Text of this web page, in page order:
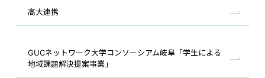
高大連携
GUCネットワーク大学コンソーシアム岐阜「学生による
地域課題解決提案事業」